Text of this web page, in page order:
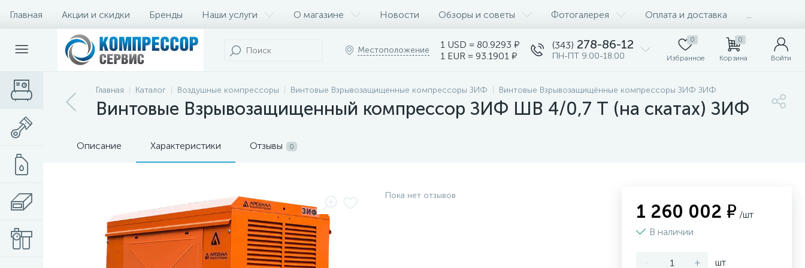
Главная Акции и скидки Бренды Наши услуги О магазине Новости Обзоры и советы Фотогалерея Оплата и доставка
Местоположение
1 USD = 80.9293 ₽
1 EUR = 93.1901 ₽
(343) 278-86-12
ПН-ПТ 9:00-18:00
0
Избранное
0
Корзина Войти
Главная Каталог Воздушные компрессоры Винтовые Взрывозащищенные компрессоры ЗИФ Винтовые Взрывозащищённые компрессоры ЗИФ ЗИФ
Винтовые Взрывозащищенный компрессор ЗИФ ШВ 4/0,7 Т (на скатах) ЗИФ
Описание Характеристики Отзывы 0
Пока нет отзывов
1 260 002 ₽ /шт
В наличии
- + шт